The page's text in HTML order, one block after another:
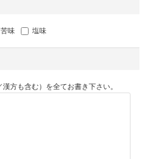
苦味 塩味
方も含む）を全てお書き下さい。